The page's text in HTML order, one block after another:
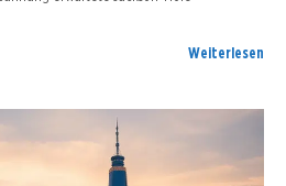
Weiterlesen